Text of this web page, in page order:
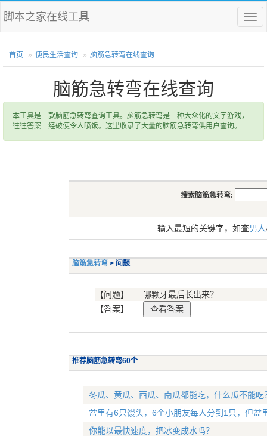
菜
单
脚本之家在线工具
首页 便民生活查询 脑筋急转弯在线查询
脑筋急转弯在线查询
本工具是一款脑筋急转弯查询工具。脑筋急转弯是一种大众化的文字游戏，
往往答案一经破便令人喷饭。这里收录了大量的脑筋急转弯供用户查询。
搜索脑筋急转弯:
输入最短的关键字，如查男人
脑筋急转弯 > 问题
【问题】
哪颗牙最后长出来？
【答案】
推荐脑筋急转弯60个
冬瓜、黄瓜、西瓜、南瓜都能吃，什么瓜不能吃
盆里有6只馒头，6个小朋友每人分到1只，但盆
你能以最快速度，把冰变成水吗？